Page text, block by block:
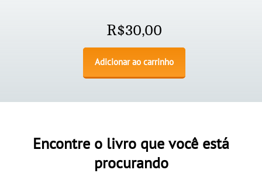
R$30,00
Adicionar ao carrinho
Encontre o livro que você está
procurando